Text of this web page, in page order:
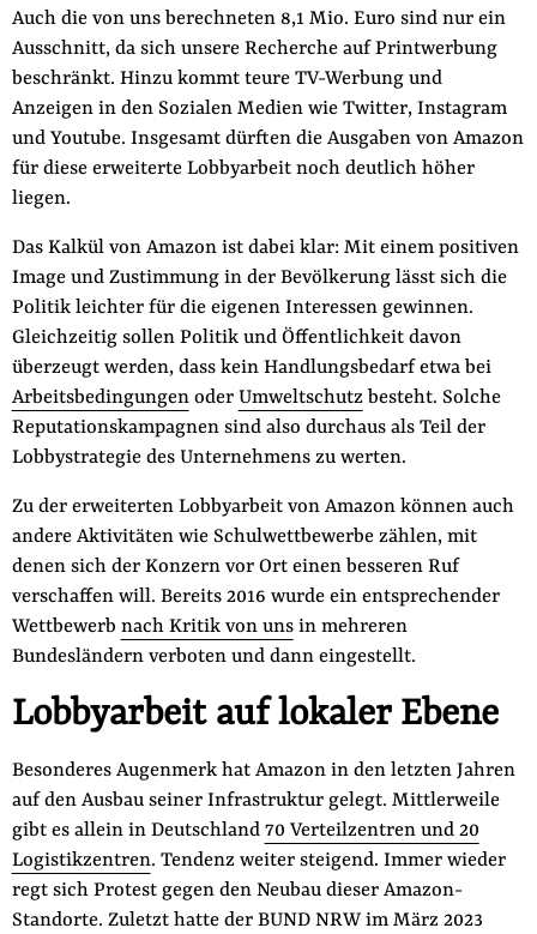
Auch die von uns berechneten 8,1 Mio. Euro sind nur ein
Ausschnitt, da sich unsere Recherche auf Printwerbung
beschränkt. Hinzu kommt teure TV-Werbung und
Anzeigen in den Sozialen Medien wie Twitter, Instagram
und Youtube. Insgesamt dürften die Ausgaben von Amazon
für diese erweiterte Lobbyarbeit noch deutlich höher
liegen.
Das Kalkül von Amazon ist dabei klar: Mit einem positiven
Image und Zustimmung in der Bevölkerung lässt sich die
Politik leichter für die eigenen Interessen gewinnen.
Gleichzeitig sollen Politik und Öffentlichkeit davon
überzeugt werden, dass kein Handlungsbedarf etwa bei
Arbeitsbedingungenoder Umweltschutz besteht. Solche
Reputationskampagnen sind also durchaus als Teil der
Lobbystrategie des Unternehmens zu werten.
Zu der erweiterten Lobbyarbeit von Amazon können auch
andere Aktivitäten wie Schulwettbewerbe zählen, mit
denen sich der Konzern vor Ort einen besseren Ruf
verschaffen will. Bereits 2016 wurde ein entsprechender
Wettbewerb nach Kritik von unsin mehreren
Bundesländern verboten und dann eingestellt.
Lobbyarbeit auf lokaler Ebene
Besonderes Augenmerk hat Amazon in den letzten Jahren
auf den Ausbau seiner Infrastruktur gelegt. Mittlerweile
gibt es allein in Deutschland 70 Verteilzentren und 20
Logistikzentren. Tendenz weiter steigend. Immer wieder
regt sich Protest gegen den Neubau dieser Amazon-
Standorte. Zuletzt hatte der BUND NRW im März 2023